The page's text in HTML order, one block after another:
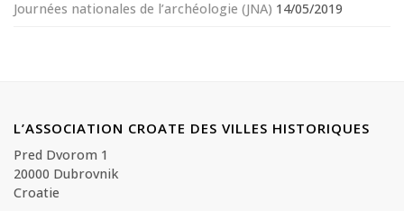
Journées nationales de l’archéologie (JNA) 14/05/2019
L’ASSOCIATION CROATE DES VILLES HISTORIQUES
Pred Dvorom 1
20000 Dubrovnik
Croatie